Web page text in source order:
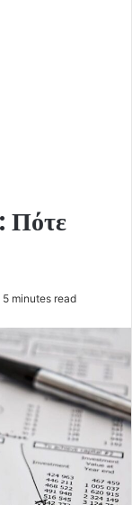
Πότε
5 minutes read